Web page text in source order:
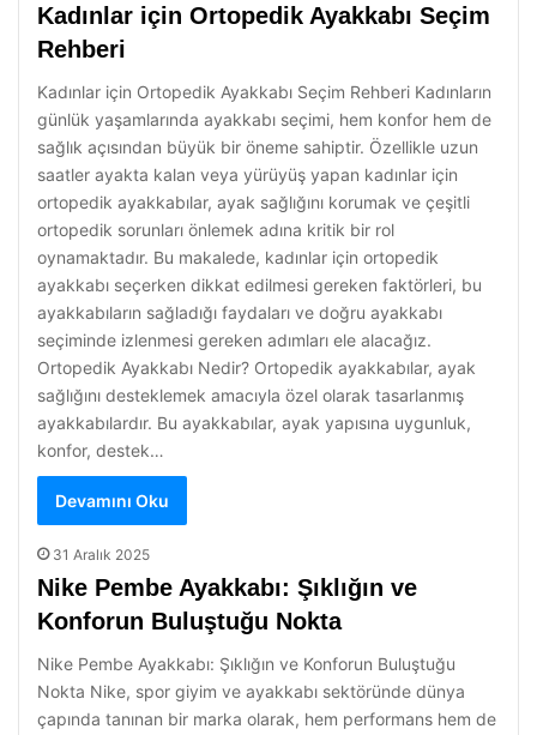
Kadınlar için Ortopedik Ayakkabı Seçim
Rehberi
Kadınlar için Ortopedik Ayakkabı Seçim Rehberi Kadınların
günlük yaşamlarında ayakkabı seçimi, hem konfor hem de
sağlık açısından büyük bir öneme sahiptir. Özellikle uzun
saatler ayakta kalan veya yürüyüş yapan kadınlar için
ortopedik ayakkabılar, ayak sağlığını korumak ve çeşitli
ortopedik sorunları önlemek adına kritik bir rol
oynamaktadır. Bu makalede, kadınlar için ortopedik
ayakkabı seçerken dikkat edilmesi gereken faktörleri, bu
ayakkabıların sağladığı faydaları ve doğru ayakkabı
seçiminde izlenmesi gereken adımları ele alacağız.
Ortopedik Ayakkabı Nedir? Ortopedik ayakkabılar, ayak
sağlığını desteklemek amacıyla özel olarak tasarlanmış
ayakkabılardır. Bu ayakkabılar, ayak yapısına uygunluk,
konfor, destek…
Devamını Oku
31 Aralık 2025
Nike Pembe Ayakkabı: Şıklığın ve
Konforun Buluştuğu Nokta
Nike Pembe Ayakkabı: Şıklığın ve Konforun Buluştuğu
Nokta Nike, spor giyim ve ayakkabı sektöründe dünya
çapında tanınan bir marka olarak, hem performans hem de